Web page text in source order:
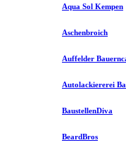
Aqua Sol Kempen
Aschenbroich
Auffelder
Autolackiererei
BaustellenDiva
BeardBros